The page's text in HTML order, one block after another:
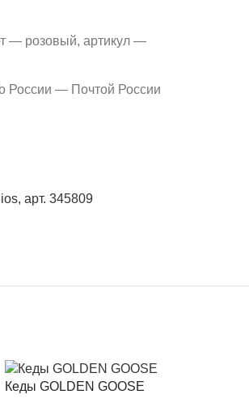
— розовый, артикул —
России — Почтой России
арт. 345809
Кеды GOLDEN GOOSE